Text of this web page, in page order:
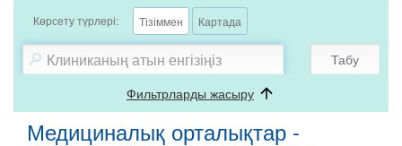
Көрсету түрлері: Тізіммен Картада
Табу
Фильтрларды жасыру
Медициналық орталықтар -